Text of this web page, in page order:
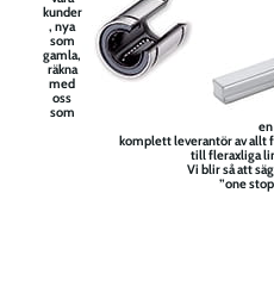
kunder
, nya
som
gamla,
räkna
med
oss
som
en
komplett leverantör av allt
till fleraxliga
Vi blir så att
”one